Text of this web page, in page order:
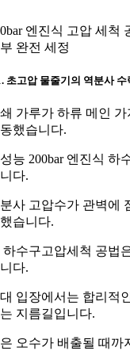
엔진식 고압 세척
완전 세정
초고압 물줄기의 역분사
가루가 하류 메인
했습니다.
능 200bar 엔진식 하
다.
사 고압수가 관벽에
습니다.
하수구고압세척 공법
다.
입장에서는 합리적
지름길입니다.
오수가 배출될 때까